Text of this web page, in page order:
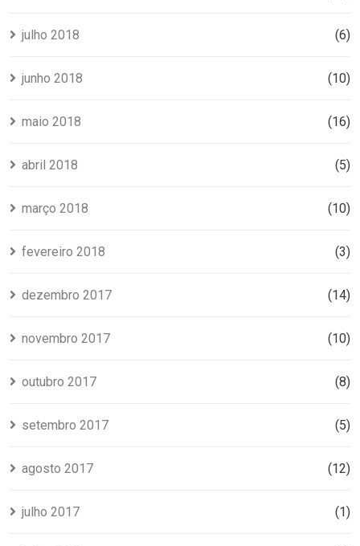
julho 2018 (6)
junho 2018 (10)
maio 2018 (16)
abril 2018 (5)
março 2018 (10)
fevereiro 2018 (3)
dezembro 2017 (14)
novembro 2017 (10)
outubro 2017 (8)
setembro 2017 (5)
agosto 2017 (12)
julho 2017 (1)